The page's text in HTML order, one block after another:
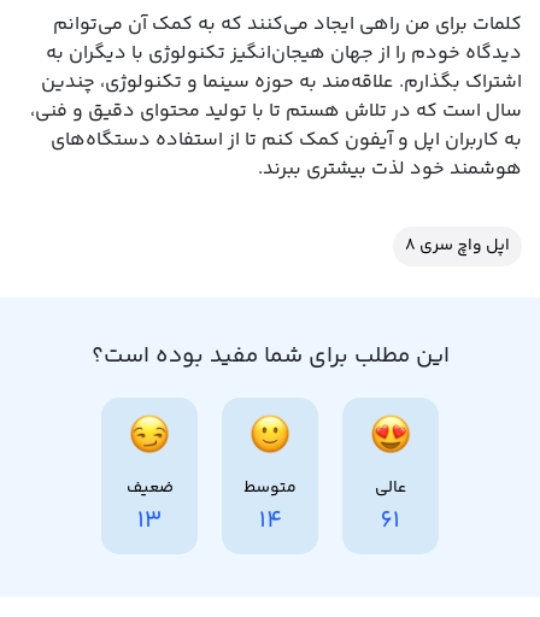
کلمات برای من راهی ایجاد می‌کنند که به کمک آن می‌توانم
دیدگاه خودم را از جهان هیجان‌انگیز تکنولوژی با دیگران به
اشتراک بگذارم. علاقه‌مند به حوزه سینما و تکنولوژی، چندین
سال است که در تلاش هستم تا با تولید محتوای دقیق و فنی،
به کاربران اپل و آیفون کمک کنم تا از استفاده دستگاه‌های
هوشمند خود لذت بیشتری ببرند.
اپل واچ سری ۸
این مطلب برای شما مفید بوده است؟
عالی
61
متوسط
14
ضعیف
13